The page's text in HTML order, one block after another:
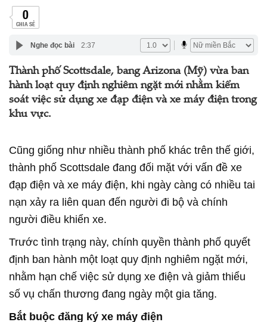
0
CHIA SẺ
Nghe đọc bài 2:37
Thành phố Scottsdale, bang Arizona (Mỹ) vừa ban
hành loạt quy định nghiêm ngặt mới nhằm kiểm
soát việc sử dụng xe đạp điện và xe máy điện trong
khu vực.
Cũng giống như nhiều thành phố khác trên thế giới,
thành phố Scottsdale đang đối mặt với vấn đề xe
đạp điện và xe máy điện, khi ngày càng có nhiều tai
nạn xảy ra liên quan đến người đi bộ và chính
người điều khiển xe.
Trước tình trạng này, chính quyền thành phố quyết
định ban hành một loạt quy định nghiêm ngặt mới,
nhằm hạn chế việc sử dụng xe điện và giảm thiểu
số vụ chấn thương đang ngày một gia tăng.
Bắt buộc đăng ký xe máy điện